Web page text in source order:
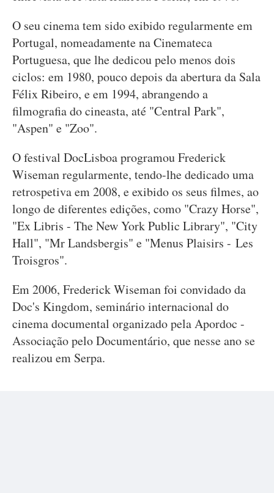
O seu cinema tem sido exibido regularmente em
Portugal, nomeadamente na Cinemateca
Portuguesa, que lhe dedicou pelo menos dois
ciclos: em 1980, pouco depois da abertura da Sala
Félix Ribeiro, e em 1994, abrangendo a
filmografia do cineasta, até "Central Park",
"Aspen" e "Zoo".
O festival DocLisboa programou Frederick
Wiseman regularmente, tendo-lhe dedicado uma
retrospetiva em 2008, e exibido os seus filmes, ao
longo de diferentes edições, como "Crazy Horse",
"Ex Libris - The New York Public Library", "City
Hall", "Mr Landsbergis" e "Menus Plaisirs - Les
Troisgros".
Em 2006, Frederick Wiseman foi convidado da
Doc's Kingdom, seminário internacional do
cinema documental organizado pela Apordoc -
Associação pelo Documentário, que nesse ano se
realizou em Serpa.